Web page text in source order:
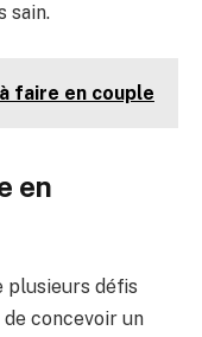
sain.
faire en couple
en
plusieurs défis
de concevoir un